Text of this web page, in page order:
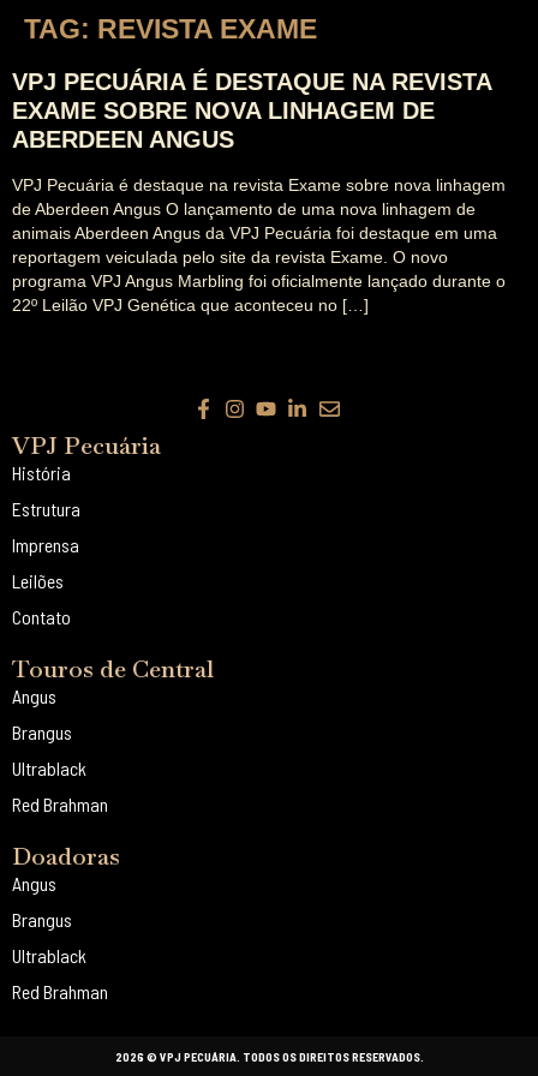
TAG: REVISTA EXAME
VPJ PECUÁRIA É DESTAQUE NA REVISTA
EXAME SOBRE NOVA LINHAGEM DE
ABERDEEN ANGUS
VPJ Pecuária é destaque na revista Exame sobre nova linhagem
de Aberdeen Angus O lançamento de uma nova linhagem de
animais Aberdeen Angus da VPJ Pecuária foi destaque em uma
reportagem veiculada pelo site da revista Exame. O novo
programa VPJ Angus Marbling foi oficialmente lançado durante o
22º Leilão VPJ Genética que aconteceu no […]
VPJ Pecuária
História
Estrutura
Imprensa
Leilões
Contato
Touros de Central
Angus
Brangus
Ultrablack
Red Brahman
Doadoras
Angus
Brangus
Ultrablack
Red Brahman
2026 © VPJ PECUÁRIA. TODOS OS DIREITOS RESERVADOS.